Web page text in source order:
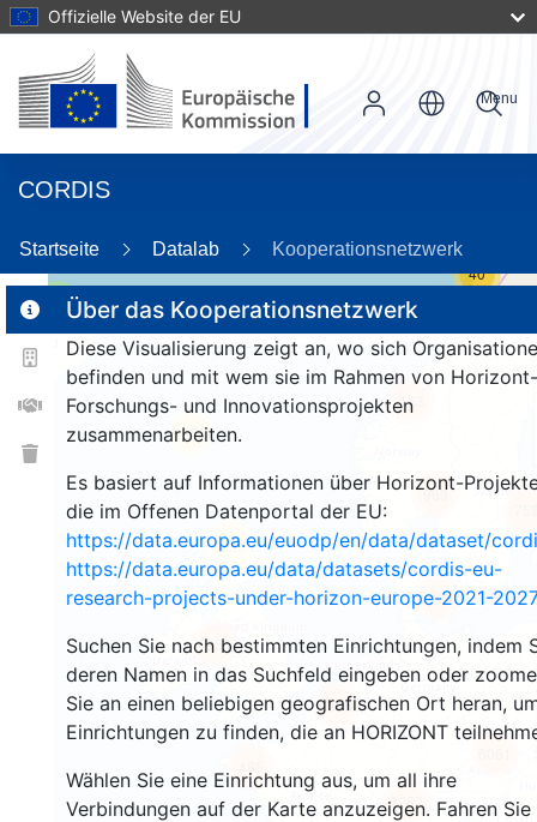
Offizielle Website der EU
CORDIS
Menu
Startseite Datalab Kooperationsnetzwerk
Über das Kooperationsnetzwerk
Diese Visualisierung zeigt an, wo sich
befinden und mit wem sie im Rahmen von Horizont-
Forschungs- und Innovationsprojekten
zusammenarbeiten.
Es basiert auf Informationen über Horizont-
die im Offenen Datenportal der EU:
https://data.europa.eu/euodp/en/data/dataset/
https://data.europa.eu/data/datasets/cordis-eu-
research-projects-under-horizon-europe-2021-2027
Suchen Sie nach bestimmten Einrichtungen, indem
deren Namen in das Suchfeld eingeben oder
Sie an einen beliebigen geografischen Ort heran,
Einrichtungen zu finden, die an HORIZONT
Wählen Sie eine Einrichtung aus, um all ihre
Verbindungen auf der Karte anzuzeigen. Fahren Sie
31
25
40
163
963
1956
2465
8282
13452